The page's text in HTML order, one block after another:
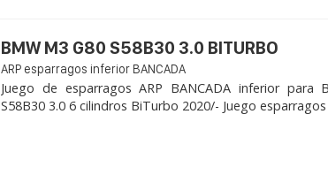
BMW M3 G80 S58B30 3.0 BITURBO
ARP esparragos inferior BANCADA
Juego de esparragos ARP BANCADA inferior para
S58B30 3.0 6 cilindros BiTurbo 2020/- Juego